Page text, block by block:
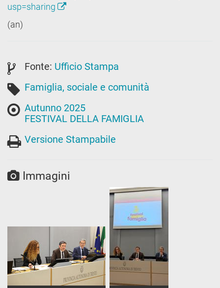
usp=sharing
(an)
Fonte: Ufficio Stampa
Famiglia, sociale e comunità
Autunno 2025
FESTIVAL DELLA FAMIGLIA
Versione Stampabile
Immagini